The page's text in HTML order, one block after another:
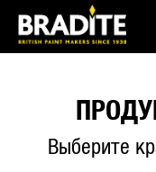
Выберите